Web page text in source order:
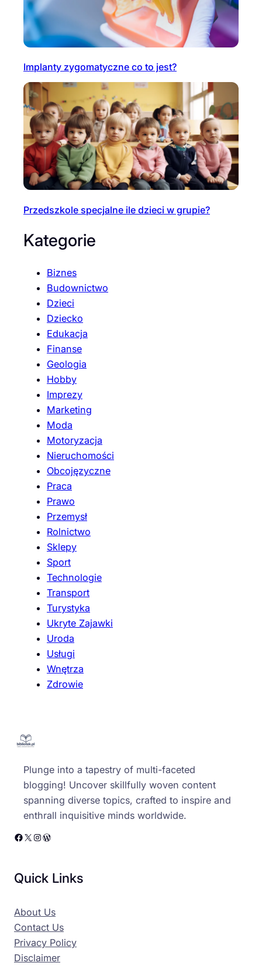
Implanty zygomatyczne co to jest?
Przedszkole specjalne ile dzieci w grupie?
Kategorie
Biznes
Budownictwo
Dzieci
Dziecko
Edukacja
Finanse
Geologia
Hobby
Imprezy
Marketing
Moda
Motoryzacja
Nieruchomości
Obcojęzyczne
Praca
Prawo
Przemysł
Rolnictwo
Sklepy
Sport
Technologie
Transport
Turystyka
Ukryte Zajawki
Uroda
Usługi
Wnętrza
Zdrowie
Plunge into a tapestry of multi-faceted
blogging! Uncover skillfully woven content
spanning diverse topics, crafted to inspire and
enthrall inquisitive minds worldwide.
Facebook X Instagram WordPress
Quick Links
About Us
Contact Us
Privacy Policy
Disclaimer